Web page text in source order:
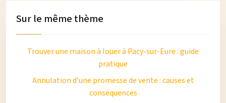
Sur le même thème
Trouver une maison à louer à Pacy-sur-Eure : guide
pratique
Annulation d’une promesse de vente : causes et
conséquences